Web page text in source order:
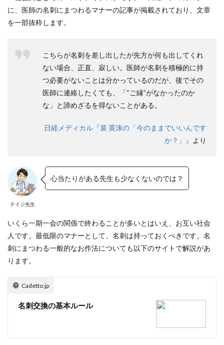
刺
を
持
お
こ
に、医師の名刺にまつわるマナーの記事が掲載されており、文章
を一部抜粋します。
こちらが名刺を差し出したが先方が何も出してくれ
ない場合、正直、寂しい。医師が名刺を積極的に持
つ必要がないことは分かっているのだが、後でその
医師に連絡したくても、「“ご縁”がなかったのか
な」と諦めざるを得ないことがある。
日経メディカル『裴 英洙の「今のままでいいんです
か？」』 より
テイジ先生
心当たりがある先生も少なくないのでは？
いくら一期一会の関係で終わることが多いとはいえ、お互い社会
人です。最低限のマナーとして、名刺は持っておくべきです。名
刺にまつわる一般的なお作法についても以下のサイトで解説があ
ります。
Cadetto.jp
名刺交換の基本ルール